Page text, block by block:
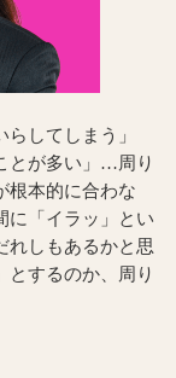
してしまう」
とが多い」…周り
本的に合わな
に「イラッ」とい
れしもあるかと思
とするのか、周り